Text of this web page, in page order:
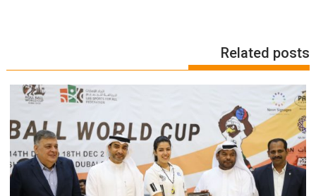
Related posts